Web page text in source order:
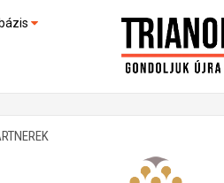
(feltöltés alatt)